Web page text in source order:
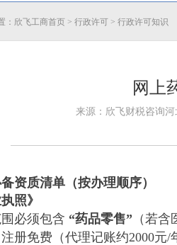
： 欣飞工商首页 > 行政许可 > 行政许可知识
网上
来源：欣飞财税咨询
资质清单（按办理顺序）
照》
必须包含 “药品零售” （若
册免费（代理记账约2000元/